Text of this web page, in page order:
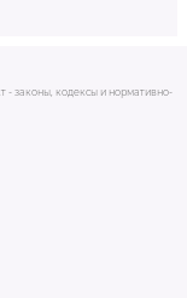
- законы, кодексы и нормативно-